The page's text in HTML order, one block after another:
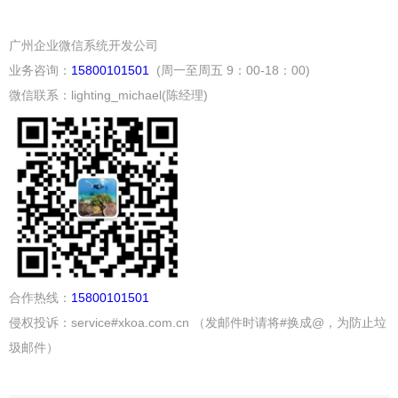
广州企业微信系统开发公司
业务咨询： 15800101501
(周一至周五 9：00-18：00)
微信联系：lighting_michael(陈经理)
合作热线： 15800101501
侵权投诉：service#xkoa.com.cn （发邮件时请将#换成@，为防止垃
圾邮件）